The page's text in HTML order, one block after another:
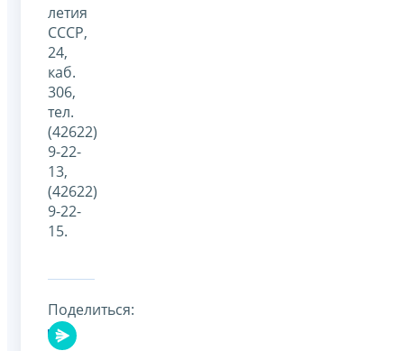
летия
СССР,
24,
каб.
306,
тел.
(42622)
9-22-
13,
(42622)
9-22-
15.
Поделиться: